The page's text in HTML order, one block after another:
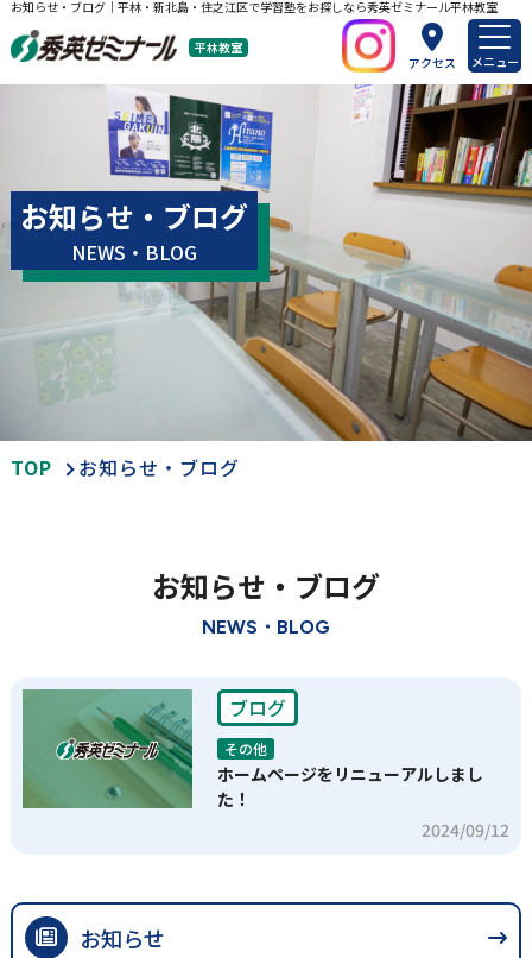
お知らせ・ブログ｜平林・新北島・住之江区で学習塾をお探しなら秀英ゼミナール平林教室
平林教室
アクセス
メニュー
お知らせ・ブログ
NEWS・BLOG
TOP お知らせ・ブログ
お知らせ・ブログ
NEWS・BLOG
ブログ
その他
ホームページをリニューアルしまし
た！
2024/09/12
お知らせ